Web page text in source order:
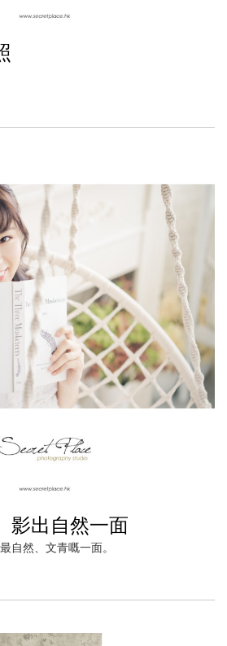
影出自然一面
自然、文青嘅一面。